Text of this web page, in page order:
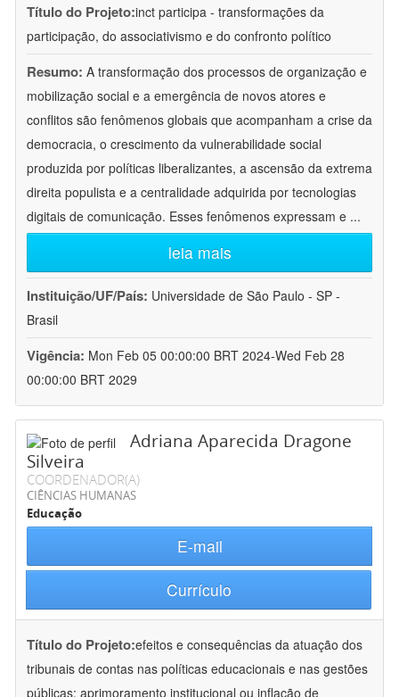
Título do Projeto:inct participa - transformações da
participação, do associativismo e do confronto político
Resumo: A transformação dos processos de organização e
mobilização social e a emergência de novos atores e
conflitos são fenômenos globais que acompanham a crise da
democracia, o crescimento da vulnerabilidade social
produzida por políticas liberalizantes, a ascensão da extrema
direita populista e a centralidade adquirida por tecnologias
digitais de comunicação. Esses fenômenos expressam e ...
leia mais
Instituição/UF/País: Universidade de São Paulo - SP -
Brasil
Vigência: Mon Feb 05 00:00:00 BRT 2024-Wed Feb 28
00:00:00 BRT 2029
Adriana Aparecida Dragone
Silveira
COORDENADOR(A)
CIÊNCIAS HUMANAS
Educação
E-mail
Currículo
Título do Projeto:efeitos e consequências da atuação dos
tribunais de contas nas políticas educacionais e nas gestões
públicas: aprimoramento institucional ou inflação de